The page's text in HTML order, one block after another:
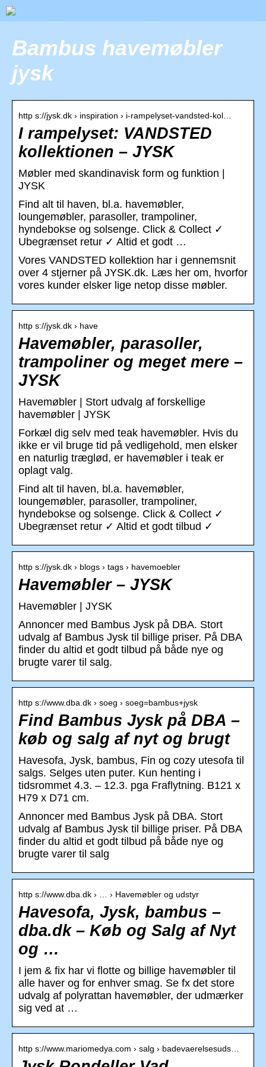
Bambus havemøbler
jysk
http s://jysk.dk › inspiration › i-rampelyset-vandsted-kol…
I rampelyset: VANDSTED
kollektionen – JYSK
Møbler med skandinavisk form og funktion |
JYSK
Find alt til haven, bl.a. havemøbler,
loungemøbler, parasoller, trampoliner,
hyndebokse og solsenge. Click & Collect ✓
Ubegrænset retur ✓ Altid et godt …
Vores VANDSTED kollektion har i gennemsnit
over 4 stjerner på JYSK.dk. Læs her om, hvorfor
vores kunder elsker lige netop disse møbler.
http s://jysk.dk › have
Havemøbler, parasoller,
trampoliner og meget mere –
JYSK
Havemøbler | Stort udvalg af forskellige
havemøbler | JYSK
Forkæl dig selv med teak havemøbler. Hvis du
ikke er vil bruge tid på vedligehold, men elsker
en naturlig træglød, er havemøbler i teak er
oplagt valg.
Find alt til haven, bl.a. havemøbler,
loungemøbler, parasoller, trampoliner,
hyndebokse og solsenge. Click & Collect ✓
Ubegrænset retur ✓ Altid et godt tilbud ✓
http s://jysk.dk › blogs › tags › havemoebler
Havemøbler – JYSK
Havemøbler | JYSK
Annoncer med Bambus Jysk på DBA. Stort
udvalg af Bambus Jysk til billige priser. På DBA
finder du altid et godt tilbud på både nye og
brugte varer til salg.
http s://www.dba.dk › soeg › soeg=bambus+jysk
Find Bambus Jysk på DBA –
køb og salg af nyt og brugt
Havesofa, Jysk, bambus, Fin og cozy utesofa til
salgs. Selges uten puter. Kun henting i
tidsrommet 4.3. – 12.3. pga Fraflytning. B121 x
H79 x D71 cm.
Annoncer med Bambus Jysk på DBA. Stort
udvalg af Bambus Jysk til billige priser. På DBA
finder du altid et godt tilbud på både nye og
brugte varer til salg
http s://www.dba.dk › … › Havemøbler og udstyr
Havesofa, Jysk, bambus –
dba.dk – Køb og Salg af Nyt
og …
I jem & fix har vi flotte og billige havemøbler til
alle haver og for enhver smag. Se fx det store
udvalg af polyrattan havemøbler, der udmærker
sig ved at …
http s://www.mariomedya.com › salg › badevaerelsesuds…